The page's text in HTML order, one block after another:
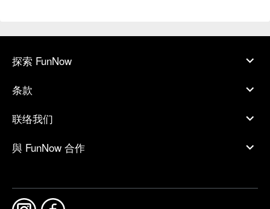
探索 FunNow
条款
联络我们
與 FunNow 合作